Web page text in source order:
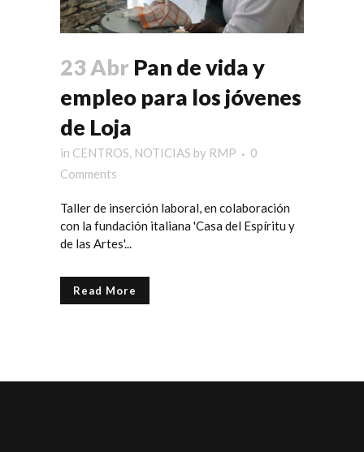
23 Abr Pan de vida y
empleo para los jóvenes
de Loja
in CENTROS, NOTICIAS by RMP
0
Comments
Taller de inserción laboral, en colaboración
con la fundación italiana 'Casa del Espíritu y
de las Artes'...
Read More